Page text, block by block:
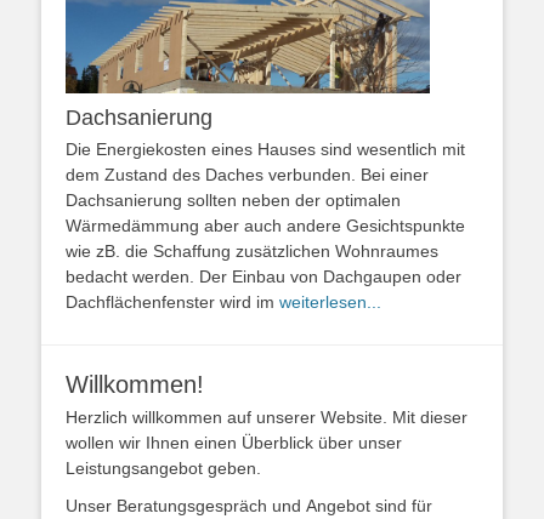
Dachsanierung
Die Energiekosten eines Hauses sind wesentlich mit
dem Zustand des Daches verbunden. Bei einer
Dachsanierung sollten neben der optimalen
Wärmedämmung aber auch andere Gesichtspunkte
wie zB. die Schaffung zusätzlichen Wohnraumes
bedacht werden. Der Einbau von Dachgaupen oder
Dachflächenfenster wird im weiterlesen...
Willkommen!
Herzlich willkommen auf unserer Website. Mit dieser
wollen wir Ihnen einen Überblick über unser
Leistungsangebot geben.
Unser Beratungsgespräch und Angebot sind für